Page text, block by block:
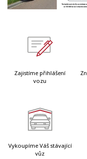
Zajistíme přihlášení
vozu
Vykoupíme Váš stávající
vůz